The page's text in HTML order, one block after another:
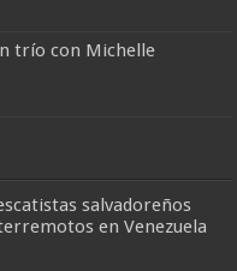
trío con Michelle
salvadoreños
en Venezuela